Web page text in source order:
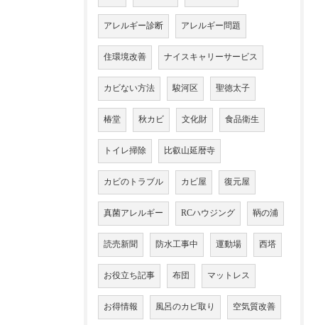
アレルギー診断 アレルギー問題
住環境改善 ナイスキャリーサービス
カビない方法 駿河区 聖徳太子
椿堂 秋カビ 文化財 食品衛生
トイレ掃除 比叡山延暦寺
カビのトラブル カビ屋 復元屋
真菌アレルギー RCハウジング 鞆の浦
読売新聞 防水工事中 運動場 西塔
お役立ち記事 布団 マットレス
お得情報 風呂のカビ取り 空気質改善